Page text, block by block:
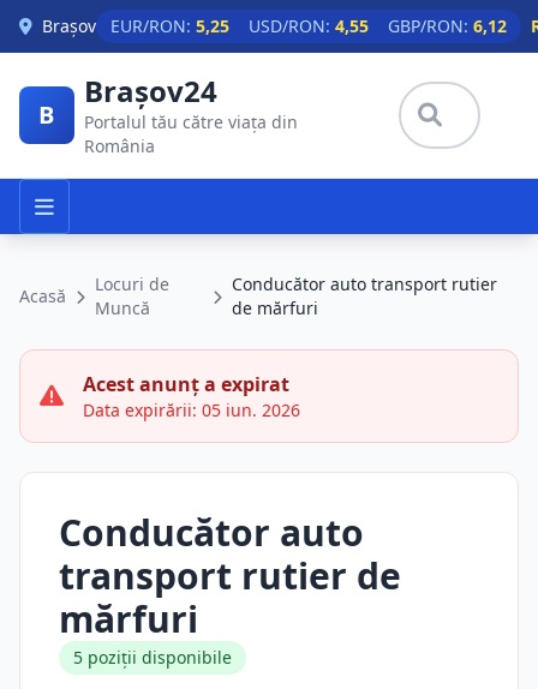
Skip to main content
Brașov EUR/RON: 5,25 USD/RON: 4,55 GBP/RON: 6,12
B
Brașov24
Portalul tău către viața din
România
Acasă
Locuri de
Muncă
Conducător auto transport rutier
de mărfuri
Acest anunț a expirat
Data expirării: 05 iun. 2026
Conducător auto
transport rutier de
mărfuri
5 poziții disponibile